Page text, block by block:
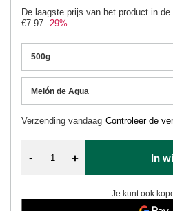
500g
Melón de Agua
Verzending vandaag Controleer de
De laagste prijs van het product in
€7.97 -29%
- + In
Je kunt ook